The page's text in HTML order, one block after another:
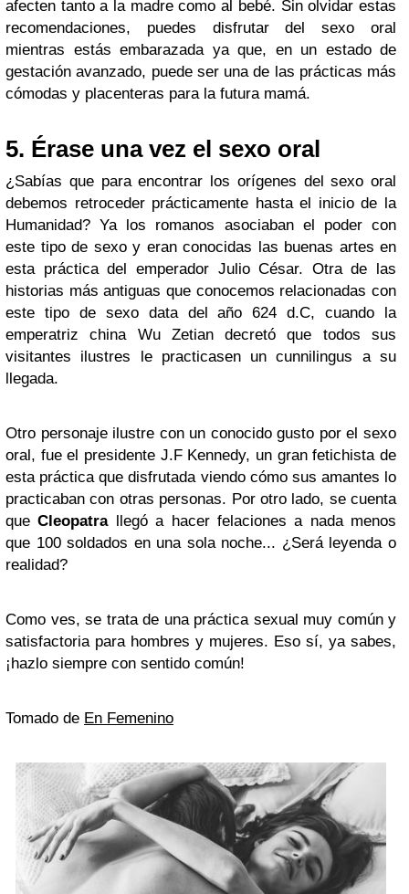
afecten tanto a la madre como al bebé. Sin olvidar estas
recomendaciones, puedes disfrutar del sexo oral
mientras estás embarazada ya que, en un estado de
gestación avanzado, puede ser una de las prácticas más
cómodas y placenteras para la futura mamá.
5. Érase una vez el sexo oral
¿Sabías que para encontrar los orígenes del sexo oral
debemos retroceder prácticamente hasta el inicio de la
Humanidad? Ya los romanos asociaban el poder con
este tipo de sexo y eran conocidas las buenas artes en
esta práctica del emperador Julio César. Otra de las
historias más antiguas que conocemos relacionadas con
este tipo de sexo data del año 624 d.C, cuando la
emperatriz china Wu Zetian decretó que todos sus
visitantes ilustres le practicasen un cunnilingus a su
llegada.
Otro personaje ilustre con un conocido gusto por el sexo
oral, fue el presidente J.F Kennedy, un gran fetichista de
esta práctica que disfrutada viendo cómo sus amantes lo
practicaban con otras personas. Por otro lado, se cuenta
queCleopatrallegó a hacer felaciones a nada menos
que 100 soldados en una sola noche... ¿Será leyenda o
realidad?
Como ves, se trata de una práctica sexual muy común y
satisfactoria para hombres y mujeres. Eso sí, ya sabes,
¡hazlo siempre con sentido común!
Tomado de En Femenino